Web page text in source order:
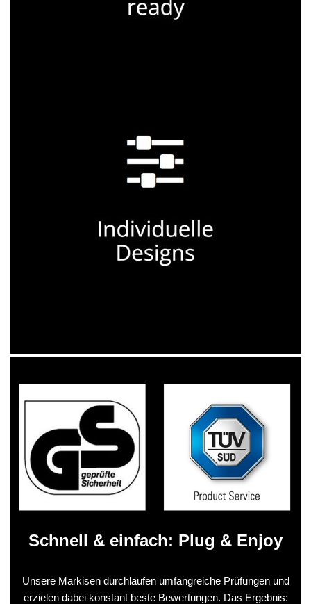
Schnell & einfach: Plug & Enjoy
Unsere Markisen durchlaufen umfangreiche Prüfungen und
erzielen dabei konstant beste Bewertungen. Das Ergebnis: